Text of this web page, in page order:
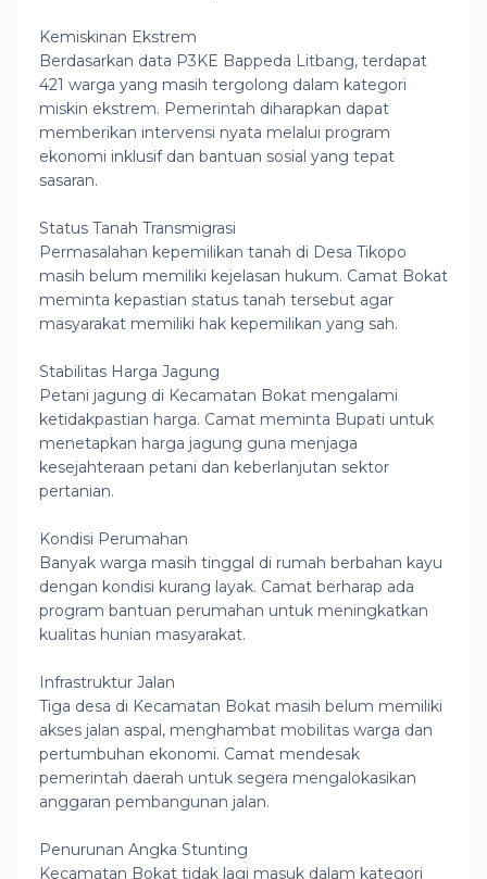
Kemiskinan Ekstrem
Berdasarkan data P3KE Bappeda Litbang, terdapat
421 warga yang masih tergolong dalam kategori
miskin ekstrem. Pemerintah diharapkan dapat
memberikan intervensi nyata melalui program
ekonomi inklusif dan bantuan sosial yang tepat
sasaran.
Status Tanah Transmigrasi
Permasalahan kepemilikan tanah di Desa Tikopo
masih belum memiliki kejelasan hukum. Camat Bokat
meminta kepastian status tanah tersebut agar
masyarakat memiliki hak kepemilikan yang sah.
Stabilitas Harga Jagung
Petani jagung di Kecamatan Bokat mengalami
ketidakpastian harga. Camat meminta Bupati untuk
menetapkan harga jagung guna menjaga
kesejahteraan petani dan keberlanjutan sektor
pertanian.
Kondisi Perumahan
Banyak warga masih tinggal di rumah berbahan kayu
dengan kondisi kurang layak. Camat berharap ada
program bantuan perumahan untuk meningkatkan
kualitas hunian masyarakat.
Infrastruktur Jalan
Tiga desa di Kecamatan Bokat masih belum memiliki
akses jalan aspal, menghambat mobilitas warga dan
pertumbuhan ekonomi. Camat mendesak
pemerintah daerah untuk segera mengalokasikan
anggaran pembangunan jalan.
Penurunan Angka Stunting
Kecamatan Bokat tidak lagi masuk dalam kategori